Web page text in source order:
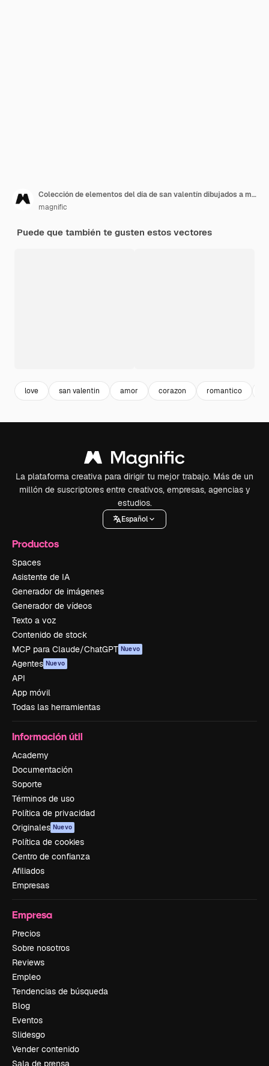
Colección de elementos del día de san valentín dibujados a mano
magnific
Puede que también te gusten estos vectores
love san valentin amor corazon romantico
La plataforma creativa para dirigir tu mejor trabajo. Más de un
millón de suscriptores entre creativos, empresas, agencias y
estudios.
Español
Productos
Spaces
Asistente de IA
Generador de imágenes
Generador de vídeos
Texto a voz
Contenido de stock
MCP para Claude/ChatGPT Nuevo
Agentes Nuevo
API
App móvil
Todas las herramientas
Información útil
Academy
Documentación
Soporte
Términos de uso
Política de privacidad
Originales Nuevo
Política de cookies
Centro de confianza
Afiliados
Empresas
Empresa
Precios
Sobre nosotros
Reviews
Empleo
Tendencias de búsqueda
Blog
Eventos
Slidesgo
Vender contenido
Sala de prensa